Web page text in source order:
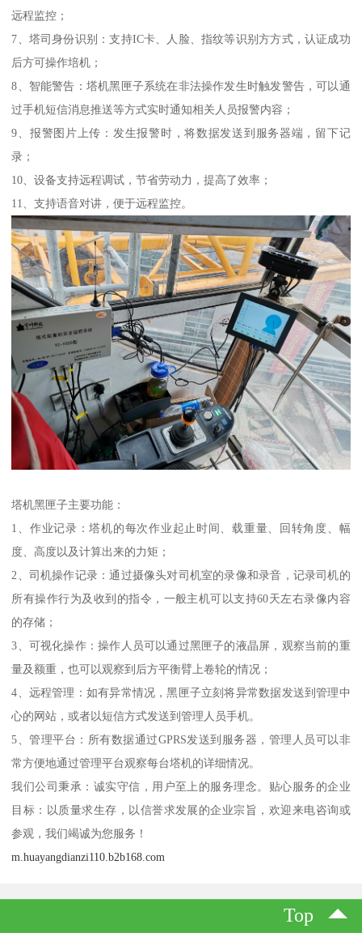
远程监控；
7、塔司身份识别：支持IC卡、人脸、指纹等识别方方式，认证成功
后方可操作培机；
8、智能警告：塔机黑匣子系统在非法操作发生时触发警告，可以通
过手机短信消息推送等方式实时通知相关人员报警内容；
9、报警图片上传：发生报警时，将数据发送到服务器端，留下记
录；
10、设备支持远程调试，节省劳动力，提高了效率；
11、支持语音对讲，便于远程监控。
塔机黑匣子主要功能：
1、作业记录：塔机的每次作业起止时间、载重量、回转角度、幅
度、高度以及计算出来的力矩；
2、司机操作记录：通过摄像头对司机室的录像和录音，记录司机的
所有操作行为及收到的指令，一般主机可以支持60天左右录像内容
的存储；
3、可视化操作：操作人员可以通过黑匣子的液晶屏，观察当前的重
量及额重，也可以观察到后方平衡臂上卷轮的情况；
4、远程管理：如有异常情况，黑匣子立刻将异常数据发送到管理中
心的网站，或者以短信方式发送到管理人员手机。
5、管理平台：所有数据通过GPRS发送到服务器，管理人员可以非
常方便地通过管理平台观察每台塔机的详细情况。
我们公司秉承：诚实守信，用户至上的服务理念。贴心服务的企业
目标：以质量求生存，以信誉求发展的企业宗旨，欢迎来电咨询或
参观，我们竭诚为您服务！
m.huayangdianzi110.b2b168.com
Top